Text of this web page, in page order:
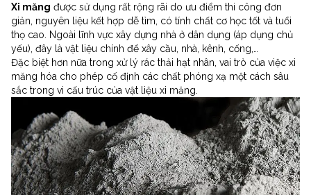
Xi măng được sử dụng rất rộng rãi do ưu điểm thi công đơn
giản, nguyên liệu kết hợp dễ tìm, có tính chất cơ học tốt và tuổi
thọ cao. Ngoài lĩnh vực xây dựng nhà ở dân dụng (áp dụng chủ
yếu), đây là vật liệu chính để xây cầu, nhà, kênh, cống,…
Đặc biệt hơn nữa trong xử lý rác thải hạt nhân, vai trò của việc xi
măng hóa cho phép cố định các chất phóng xạ một cách sâu
sắc trong vi cấu trúc của vật liệu xi măng.